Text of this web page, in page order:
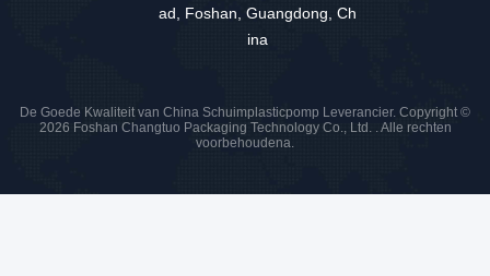
ad, Foshan, Guangdong, Ch
ina
De Goede Kwaliteit van China Schuimplasticpomp Leverancier. Copyright ©
2026 Foshan Changtuo Packaging Technology Co., Ltd. . Alle rechten
voorbehoudena.